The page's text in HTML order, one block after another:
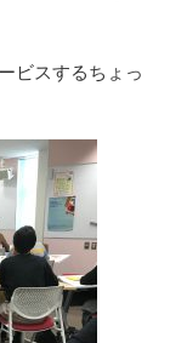
ビスするちょっ